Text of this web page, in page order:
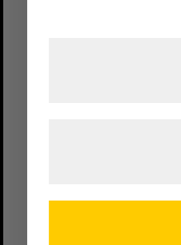
Domplatz 6–9